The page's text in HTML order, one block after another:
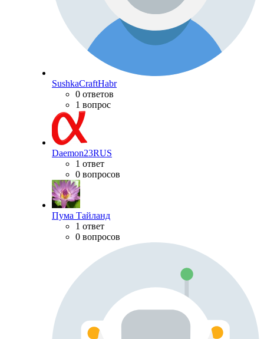
SushkaCraftHabr
0 ответов
1 вопрос
Daemon23RUS
1 ответ
0 вопросов
Пума Тайланд
1 ответ
0 вопросов